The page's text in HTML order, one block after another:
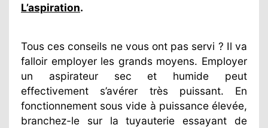
L’aspiration.
Tous ces conseils ne vous ont pas servi ? Il va
falloir employer les grands moyens. Employer
un aspirateur sec et humide peut
effectivement s’avérer très puissant. En
fonctionnement sous vide à puissance élevée,
branchez-le sur la tuyauterie essayant de